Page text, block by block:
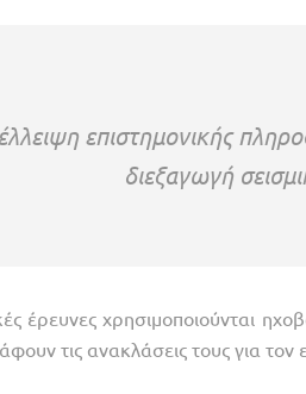
επιστημονικής
διεξαγωγή
έρευνες χρησιμοποιούνται
τις ανακλάσεις τους για